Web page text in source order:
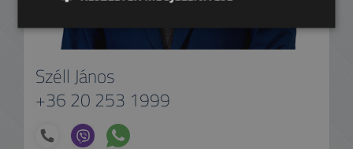
Széll János
+36 20 253 1999